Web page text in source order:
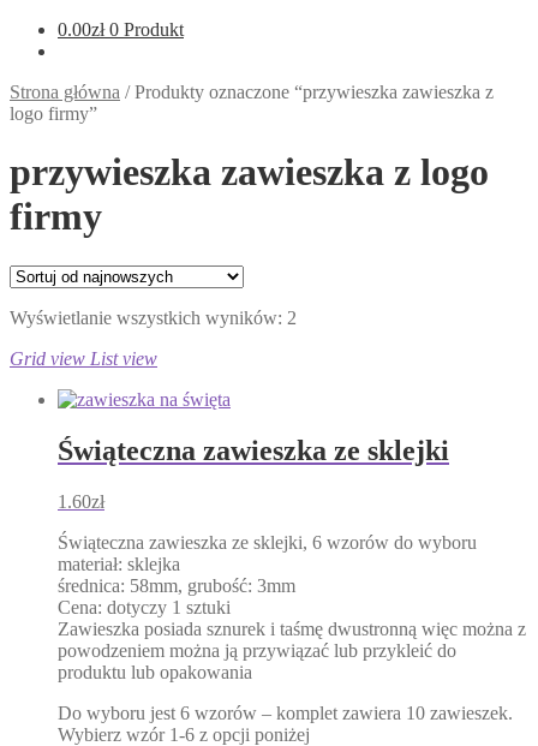
0.00zł 0 Produkt
Strona główna /Produkty oznaczone “przywieszka zawieszka z
logo firmy”
przywieszka zawieszka z logo
firmy
Wyświetlanie wszystkich wyników: 2
Grid view List view
Świąteczna zawieszka ze sklejki
1.60zł
Świąteczna zawieszka ze sklejki, 6 wzorów do wyboru
materiał: sklejka
średnica: 58mm, grubość: 3mm
Cena: dotyczy 1 sztuki
Zawieszka posiada sznurek i taśmę dwustronną więc można z
powodzeniem można ją przywiązać lub przykleić do
produktu lub opakowania
Do wyboru jest 6 wzorów – komplet zawiera 10 zawieszek.
Wybierz wzór 1-6 z opcji poniżej